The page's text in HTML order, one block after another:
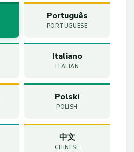
Português
PORTUGUESE
Italiano
ITALIAN
Polski
POLISH
中文
CHINESE